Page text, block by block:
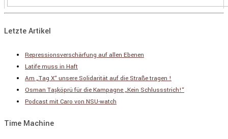
Letzte Artikel
Repressionsverschärfung auf allen Ebenen
Latife muss in Haft
Am „Tag X“ unsere Solidarität auf die Straße tragen !
Osman Taşköprü für die Kampagne „Kein Schlussstrich!“
Podcast mit Caro von NSU-watch
Time Machine